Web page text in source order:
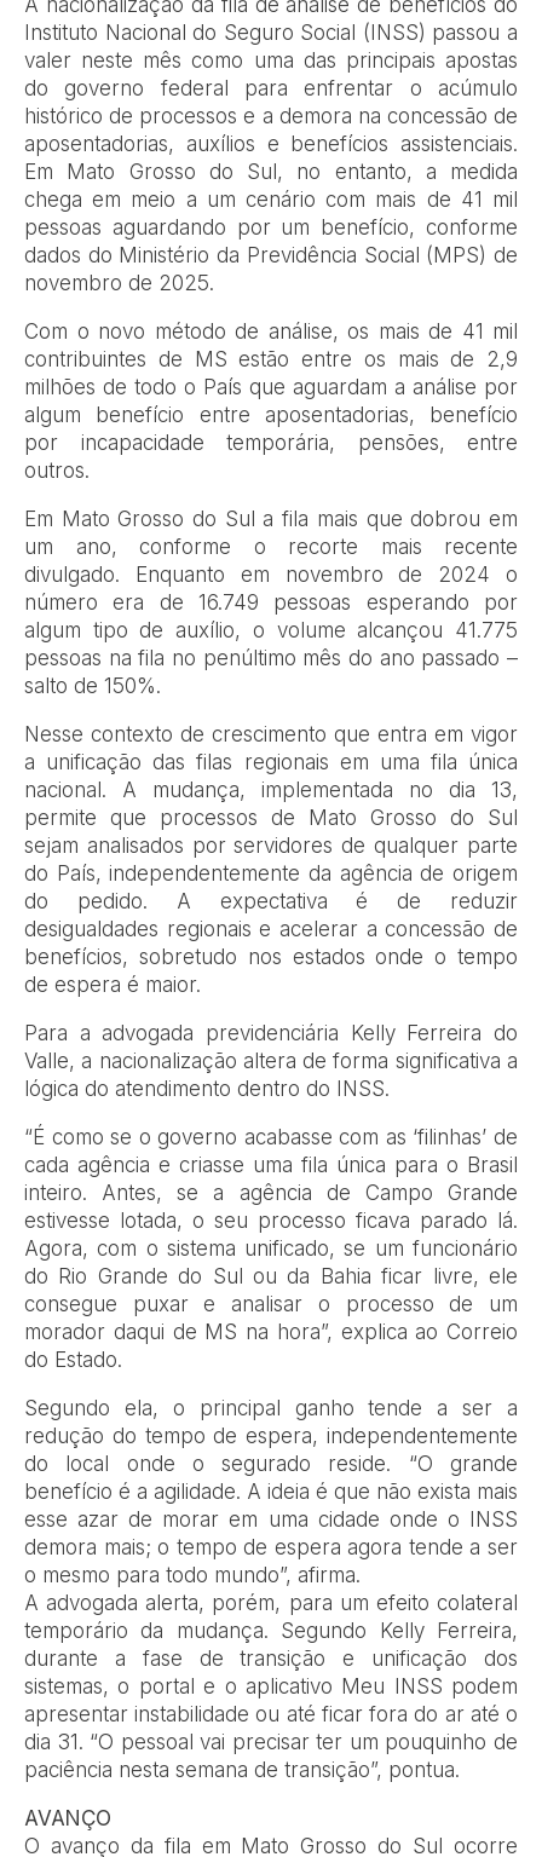
A nacionalização da fila de análise de benefícios do
Instituto Nacional do Seguro Social (INSS) passou a
valer neste mês como uma das principais apostas
do governo federal para enfrentar o acúmulo
histórico de processos e a demora na concessão de
aposentadorias, auxílios e benefícios assistenciais.
Em Mato Grosso do Sul, no entanto, a medida
chega em meio a um cenário com mais de 41 mil
pessoas aguardando por um benefício, conforme
dados do Ministério da Previdência Social (MPS) de
novembro de 2025.
Com o novo método de análise, os mais de 41 mil
contribuintes de MS estão entre os mais de 2,9
milhões de todo o País que aguardam a análise por
algum benefício entre aposentadorias, benefício
por incapacidade temporária, pensões, entre
outros.
Em Mato Grosso do Sul a fila mais que dobrou em
um ano, conforme o recorte mais recente
divulgado. Enquanto em novembro de 2024 o
número era de 16.749 pessoas esperando por
algum tipo de auxílio, o volume alcançou 41.775
pessoas na fila no penúltimo mês do ano passado –
salto de 150%.
Nesse contexto de crescimento que entra em vigor
a unificação das filas regionais em uma fila única
nacional. A mudança, implementada no dia 13,
permite que processos de Mato Grosso do Sul
sejam analisados por servidores de qualquer parte
do País, independentemente da agência de origem
do pedido. A expectativa é de reduzir
desigualdades regionais e acelerar a concessão de
benefícios, sobretudo nos estados onde o tempo
de espera é maior.
Para a advogada previdenciária Kelly Ferreira do
Valle, a nacionalização altera de forma significativa a
lógica do atendimento dentro do INSS.
“É como se o governo acabasse com as ‘filinhas’ de
cada agência e criasse uma fila única para o Brasil
inteiro. Antes, se a agência de Campo Grande
estivesse lotada, o seu processo ficava parado lá.
Agora, com o sistema unificado, se um funcionário
do Rio Grande do Sul ou da Bahia ficar livre, ele
consegue puxar e analisar o processo de um
morador daqui de MS na hora”, explica ao Correio
do Estado.
Segundo ela, o principal ganho tende a ser a
redução do tempo de espera, independentemente
do local onde o segurado reside. “O grande
benefício é a agilidade. A ideia é que não exista mais
esse azar de morar em uma cidade onde o INSS
demora mais; o tempo de espera agora tende a ser
o mesmo para todo mundo”, afirma.
A advogada alerta, porém, para um efeito colateral
temporário da mudança. Segundo Kelly Ferreira,
durante a fase de transição e unificação dos
sistemas, o portal e o aplicativo Meu INSS podem
apresentar instabilidade ou até ficar fora do ar até o
dia 31. “O pessoal vai precisar ter um pouquinho de
paciência nesta semana de transição”, pontua.
AVANÇO
O avanço da fila em Mato Grosso do Sul ocorre